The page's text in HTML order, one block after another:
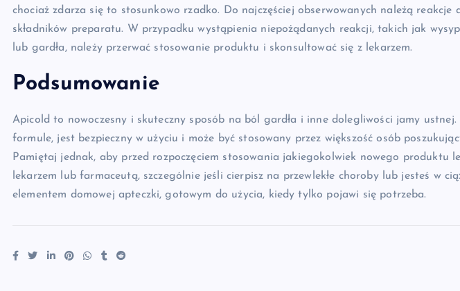
chociaż zdarza się to stosunkowo rzadko. Do najczęściej obserwowanych należą reakcje
składników preparatu. W przypadku wystąpienia niepożądanych reakcji, takich jak
lub gardła, należy przerwać stosowanie produktu i skonsultować się z lekarzem.
Podsumowanie
Apicold to nowoczesny i skuteczny sposób na ból gardła i inne dolegliwości jamy
formule, jest bezpieczny w użyciu i może być stosowany przez większość osób
Pamiętaj jednak, aby przed rozpoczęciem stosowania jakiegokolwiek nowego produktu
lekarzem lub farmaceutą, szczególnie jeśli cierpisz na przewlekłe choroby lub jesteś w
elementem domowej apteczki, gotowym do użycia, kiedy tylko pojawi się potrzeba.